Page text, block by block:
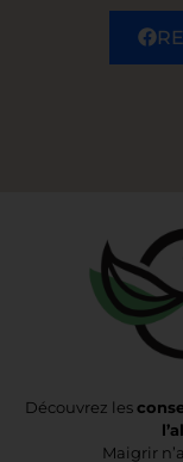
Découvrez les
Maigrir